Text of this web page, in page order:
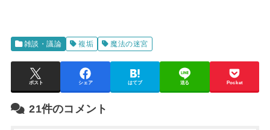
雑談・議論 複垢 魔法の迷宮
ポスト シェア はてブ 送る Pocket
21件のコメント